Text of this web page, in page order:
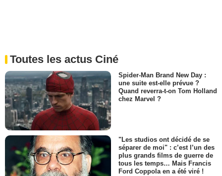
Toutes les actus Ciné
Spider-Man Brand New Day :
une suite est-elle prévue ?
Quand reverra-t-on Tom Holland
chez Marvel ?
"Les studios ont décidé de se
séparer de moi" : c’est l’un des
plus grands films de guerre de
tous les temps… Mais Francis
Ford Coppola en a été viré !